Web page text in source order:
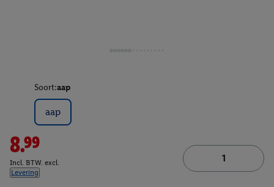
Soort:aap
aap
8.99
Incl. BTW. excl.
Levering